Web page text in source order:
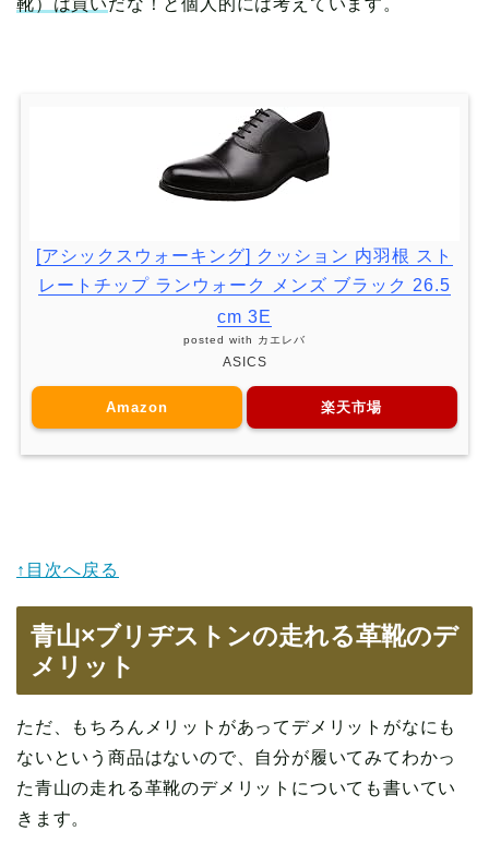
靴）は買いだな！と個人的には考えています。
[アシックスウォーキング] クッション 内羽根 スト
レートチップ ランウォーク メンズ ブラック 26.5
cm 3E
posted with カエレバ
ASICS
Amazon 楽天市場
↑目次へ戻る
青山×ブリヂストンの走れる革靴のデ
メリット
ただ、もちろんメリットがあってデメリットがなにも
ないという商品はないので、自分が履いてみてわかっ
た青山の走れる革靴のデメリットについても書いてい
きます。